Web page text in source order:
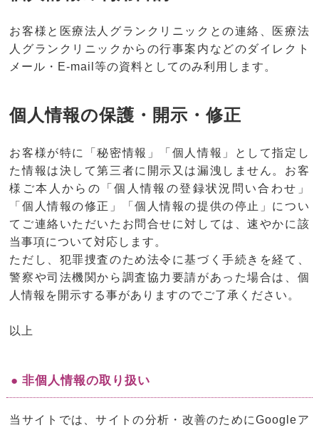
お客様と医療法人グランクリニックとの連絡、医療法
人グランクリニックからの行事案内などのダイレクト
メール・E-mail等の資料としてのみ利用します。
個人情報の保護・開示・修正
お客様が特に「秘密情報」「個人情報」として指定し
た情報は決して第三者に開示又は漏洩しません。お客
様ご本人からの「個人情報の登録状況問い合わせ」
「個人情報の修正」「個人情報の提供の停止」につい
てご連絡いただいたお問合せに対しては、速やかに該
当事項について対応します。
ただし、犯罪捜査のため法令に基づく手続きを経て、
警察や司法機関から調査協力要請があった場合は、個
人情報を開示する事がありますのでご了承ください。
以上
● 非個人情報の取り扱い
当サイトでは、サイトの分析・改善のためにGoogleア